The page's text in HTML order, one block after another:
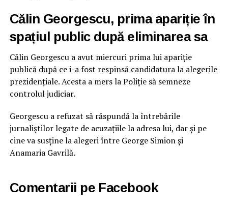
Călin Georgescu, prima apariție în
spațiul public după eliminarea sa
Călin Georgescu a avut miercuri prima lui apariție
publică după ce i-a fost respinsă candidatura la alegerile
prezidențiale. Acesta a mers la Poliție să semneze
controlul judiciar.
Georgescu a refuzat să răspundă la întrebările
jurnaliștilor legate de acuzațiile la adresa lui, dar și pe
cine va susține la alegeri între George Simion și
Anamaria Gavrilă.
Comentarii pe Facebook